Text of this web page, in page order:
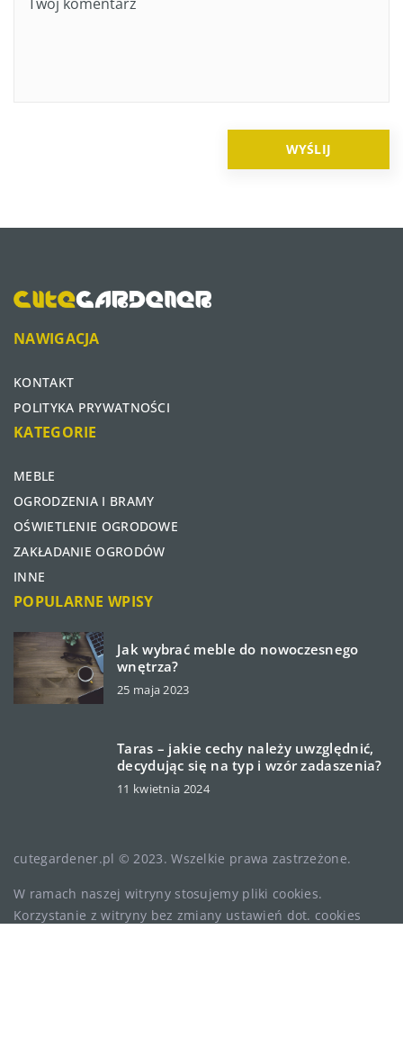
NAWIGACJA
KONTAKT
POLITYKA PRYWATNOŚCI
KATEGORIE
MEBLE
OGRODZENIA I BRAMY
OŚWIETLENIE OGRODOWE
ZAKŁADANIE OGRODÓW
INNE
POPULARNE WPISY
Jak wybrać meble do nowoczesnego
wnętrza?
25 maja 2023
Taras – jakie cechy należy uwzględnić,
decydując się na typ i wzór zadaszenia?
11 kwietnia 2024
cutegardener.pl © 2023. Wszelkie prawa zastrzeżone.
W ramach naszej witryny stosujemy pliki cookies.
Korzystanie z witryny bez zmiany ustawień dot. cookies